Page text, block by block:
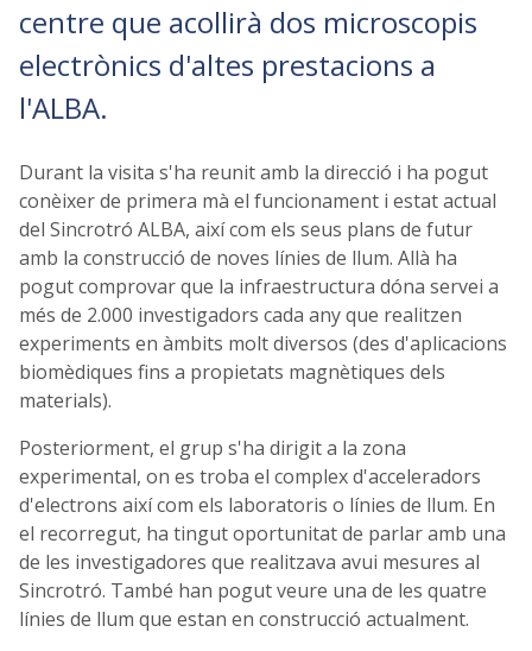
centre que acollirà dos microscopis
electrònics d'altes prestacions a
l'ALBA.
Durant la visita s'ha reunit amb la direcció i ha pogut
conèixer de primera mà el funcionament i estat actual
del Sincrotró ALBA, així com els seus plans de futur
amb la construcció de noves línies de llum. Allà ha
pogut comprovar que la infraestructura dóna servei a
més de 2.000 investigadors cada any que realitzen
experiments en àmbits molt diversos (des d'aplicacions
biomèdiques fins a propietats magnètiques dels
materials).
Posteriorment, el grup s'ha dirigit a la zona
experimental, on es troba el complex d'acceleradors
d'electrons així com els laboratoris o línies de llum. En
el recorregut, ha tingut oportunitat de parlar amb una
de les investigadores que realitzava avui mesures al
Sincrotró. També han pogut veure una de les quatre
línies de llum que estan en construcció actualment.